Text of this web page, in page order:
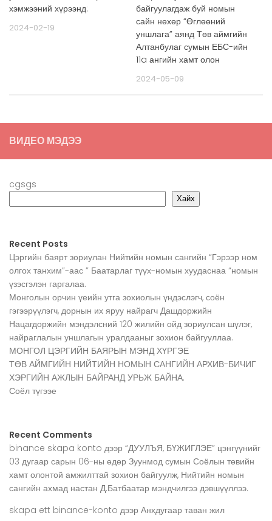
хэмжээний хүрээнд:
2024-02-19
байгуулагдаж буй номын
сайн нөхөр “Өглөөний
уншлага” аянд Төв аймгийн
Алтанбулаг сумын ЕБС-ийн
11a ангийн хамт олон
2024-05-09
ВИДЕО МЭДЭЭ
cgsgs
Хайх
Recent Posts
Цэргийн баярт зориулан Нийтийн номын сангийн “Гэрээр ном
олгох танхим”-аас ” Баатарлаг түүх-номын хуудаснаа “номын
үзэсгэлэн гаргалаа.
Монголын орчин үеийн утга зохиолын үндэслэгч, соён
гэгээрүүлэгч, дорнын их яруу найрагч Дашдоржийн
Нацагдоржийн мэндэлсний 120 жилийн ойд зориулсан шүлэг,
найраглалын уншлагын уралдааныг зохион байгууллаа.
МОНГОЛ ЦЭРГИЙН БАЯРЫН МЭНД ХҮРГЭЕ
ТӨВ АЙМГИЙН НИЙТИЙН НОМЫН САНГИЙН АРХИВ-БИЧИГ
ХЭРГИЙН АЖЛЫН БАЙРАНД УРЬЖ БАЙНА.
Соёл түгээе
Recent Comments
binance skapa konto дээр “ДУУЛЪЯ, БҮЖИГЛЭЕ” цэнгүүнийг
03 дугаар сарын 06-ны өдөр Зуунмод сумын Соёлын төвийн
хамт олонтой амжилттай зохион байгуулж, Нийтийн номын
сангийн ахмад настан Д.Батбаатар мэндчилгээ дэвшүүллээ.
skapa ett binance-konto дээр Анхдугаар таван жил